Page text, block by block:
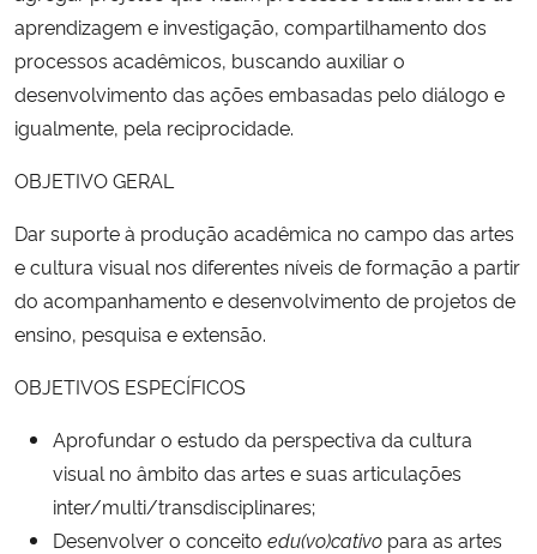
Banco Central do Brasil
Planalto
aprendizagem e investigação, compartilhamento dos
processos acadêmicos, buscando auxiliar o
desenvolvimento das ações embasadas pelo diálogo e
igualmente, pela reciprocidade.
OBJETIVO GERAL
Dar suporte à produção acadêmica no campo das artes
e cultura visual nos diferentes níveis de formação a partir
do acompanhamento e desenvolvimento de projetos de
ensino, pesquisa e extensão.
OBJETIVOS ESPECÍFICOS
Aprofundar o estudo da perspectiva da cultura
visual no âmbito das artes e suas articulações
inter/multi/transdisciplinares;
Desenvolver o conceito edu(vo)cativo para as artes